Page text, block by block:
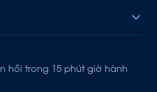
hồi trong 15 phút giờ hành